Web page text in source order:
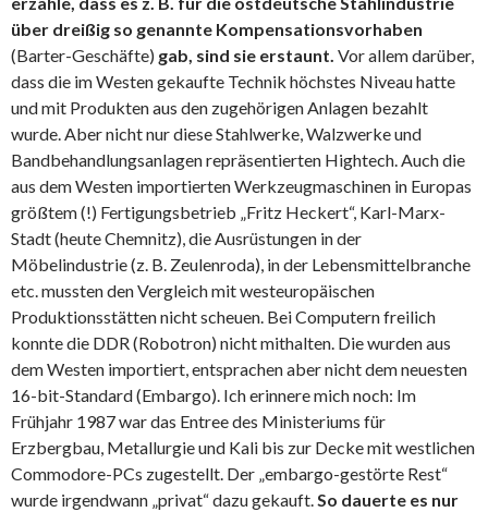
über dreißig so genannte Kompensationsvorhaben
(Barter-Geschäfte) gab, sind sie erstaunt. Vor allem darüber,
dass die im Westen gekaufte Technik höchstes Niveau hatte
und mit Produkten aus den zugehörigen Anlagen bezahlt
wurde. Aber nicht nur diese Stahlwerke, Walzwerke und
Bandbehandlungsanlagen repräsentierten Hightech. Auch die
aus dem Westen importierten Werkzeugmaschinen in Europas
größtem (!) Fertigungsbetrieb „Fritz Heckert“, Karl-Marx-
Stadt (heute Chemnitz), die Ausrüstungen in der
Möbelindustrie (z. B. Zeulenroda), in der Lebensmittelbranche
etc. mussten den Vergleich mit westeuropäischen
Produktionsstätten nicht scheuen. Bei Computern freilich
konnte die DDR (Robotron) nicht mithalten. Die wurden aus
dem Westen importiert, entsprachen aber nicht dem neuesten
16-bit-Standard (Embargo). Ich erinnere mich noch: Im
Frühjahr 1987 war das Entree des Ministeriums für
Erzbergbau, Metallurgie und Kali bis zur Decke mit westlichen
Commodore-PCs zugestellt. Der „embargo-gestörte Rest“
wurde irgendwann „privat“ dazu gekauft.So dauerte es nur